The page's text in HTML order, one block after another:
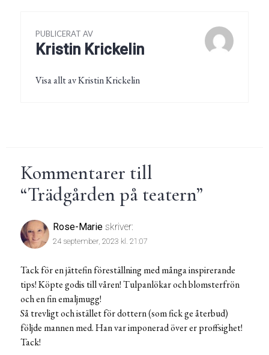
PUBLICERAT AV
Kristin Krickelin
Visa allt av Kristin Krickelin
Kommentarer till
“Trädgården på teatern”
Rose-Marie skriver:
24 september, 2023 kl. 21:07
Tack för en jättefin föreställning med många inspirerande
tips! Köpte godis till våren! Tulpanlökar och blomsterfrön
och en fin emaljmugg!
Så trevligt och istället för dottern (som fick ge återbud)
följde mannen med. Han var imponerad över er proffsighet!
Tack!